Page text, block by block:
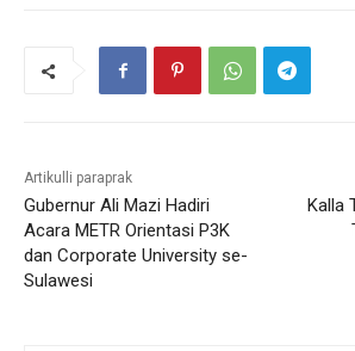
Artikulli paraprak
Gubernur Ali Mazi Hadiri
Acara METR Orientasi P3K
dan Corporate University se-
Sulawesi
Kalla